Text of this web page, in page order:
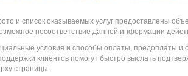
и список оказываемых услуг предоставлены
несоответствие данной информации
условия и способы оплаты, предоплаты и
клиентов помогут быстро выслать
страницы.